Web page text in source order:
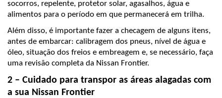
socorros, repelente, protetor solar, agasalhos, água e
alimentos para o período em que permanecerá em trilha.
Além disso, é importante fazer a checagem de alguns itens,
antes de embarcar: calibragem dos pneus, nível de água e
óleo, situação dos freios e embreagem e, se necessário, faça
uma revisão completa da Nissan Frontier.
2 – Cuidado para transpor as áreas alagadas com
a sua Nissan Frontier